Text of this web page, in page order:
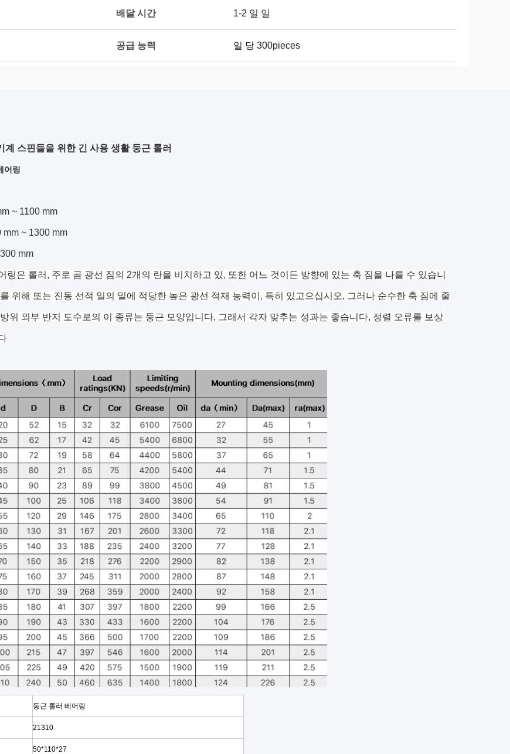
배달 시간 1-2 일 일
공급 능력 일 당 300pieces
계 스핀들을 위한 긴 사용 생활 둥근 롤러
어링
~ 1100 mm
mm ~ 1300 mm
mm
링은 롤러, 주로 곰 광선 짐의 2개의 란을 비치하고 있, 또한 어느 것이든 방향에 있는 축 짐을 나를 수 있습니
위해 또는 진동 선적 일의 밑에 적당한 높은 광선 적재 능력이, 특히 있고으십시오, 그러나 순수한 축 짐에 줄
위 외부 반지 도수로의 이 종류는 둥근 모양입니다, 그래서 각자 맞추는 성과는 좋습니다, 정렬 오류를 보상
둥근 롤러 베어링
21310
50*110*27